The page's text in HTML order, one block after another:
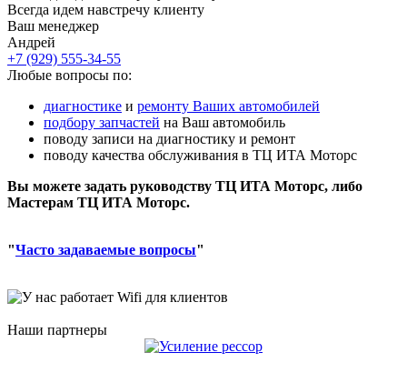
Всегда идем навстречу клиенту
Ваш менеджер
Андрей
+7 (929) 555-34-55
Любые вопросы по:
диагностике и ремонту Ваших автомобилей
подбору запчастей на Ваш автомобиль
поводу записи на диагностику и ремонт
поводу качества обслуживания в ТЦ ИТА Моторс
Вы можете задать руководству ТЦ ИТА Моторс, либо
Мастерам ТЦ ИТА Моторс.
"Часто задаваемые вопросы"
Наши партнеры